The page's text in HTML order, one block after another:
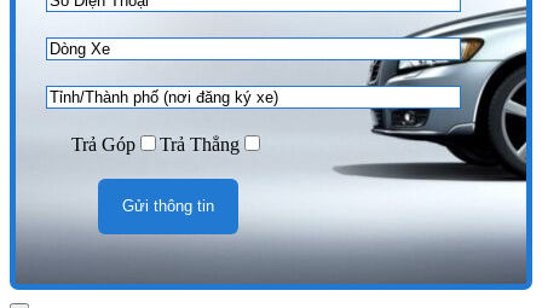
Trả Góp Trả Thẳng